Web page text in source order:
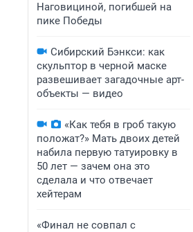
Наговициной, погибшей на
пике Победы
Сибирский Бэнкси: как
скульптор в черной маске
развешивает загадочные арт-
объекты — видео
«Как тебя в гроб такую
положат?» Мать двоих детей
набила первую татуировку в
50 лет — зачем она это
сделала и что отвечает
хейтерам
«Финал не совпал с